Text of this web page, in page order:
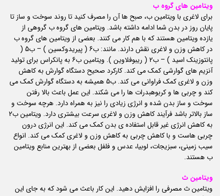
ویتامین های گروه ب
برای لاغری با ویتامین ب، صبح ها آن را مصرف کنید تا روند سوخت و ساز تا
پایان روز در بدن شما ادامه داشته باشد. ویتامین های گروه ب گروهی از
یازده ویتامین هستند که با هم کار می کنند. بعضی از ویتامین های گروه ب
در کاهش وزن و لاغری نقش دارند. مانند: ب6 ( پیریدوکسین ) – ب5 (
پانتوزینک اسید ) – ب2 ( ریبوفلاوین ). ویتامین ب6 به پانکراس برای تولید
آنزیم های گوارشی کمک می کند. کارکرد صحیح دستگاه گوارش به کاهش
وزن و لاغری کمک فراوانی می کند. ب5 همیشه به دستگاه گوارش کمک می
کند و چربی ها و کربوهبدرات ها را می شکند. این عمل باعث بالا رفتن
سوخت و ساز بدن شده و انرژی زیادی را نیز به همراه دارد. هرچه سوخت و
ساز بالاتر باشد فرآیند کاهش وزن و لاغری سرعت بیشتری دارد. ویتامین ب2
به کاهش انرژی غیر قابل استفاده ی بدن کمک می کند. این انرژی درون
چربی هاست و با کاهش چربی به کاهش وزن و لاغری کمک می کند. انواع
سیب زمینی، سبزیجات، لوبیا، عدس و فلفل بعضی از بهترین منابع ویتامین
ب هستند.
ویتامین ث
ویتامین ث مصرفی را افزایش دهید. این کار باعث می شود که به جای این